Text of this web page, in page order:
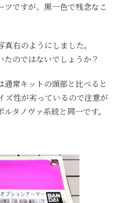
ですが、黒一色で残念なこ
右のようにしました。
たのではないでしょうか？
通常キットの頭部と比べると
ズ性が劣っているので注意が
タノヴァ系統と同一です。